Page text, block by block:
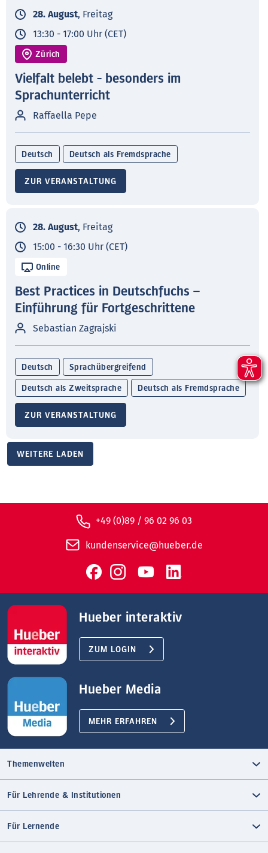
28. August, Freitag
13:30 - 17:00 Uhr (CET)
Zürich
Vielfalt belebt - besonders im
Sprachunterricht
Raffaella Pepe
Deutsch Deutsch als Fremdsprache
ZUR VERANSTALTUNG
28. August, Freitag
15:00 - 16:30 Uhr (CET)
Online
Best Practices in Deutschfuchs –
Einführung für Fortgeschrittene
Sebastian Zagrajski
Deutsch Sprachübergreifend
Deutsch als Zweitsprache Deutsch als Fremdsprache
ZUR VERANSTALTUNG
WEITERE LADEN
+49 (0)89 / 96 02 96 03
kundenservice@hueber.de
Hueber interaktiv
ZUM LOGIN
Hueber Media
MEHR ERFAHREN
Themenwelten
Für Lehrende & Institutionen
Für Lernende